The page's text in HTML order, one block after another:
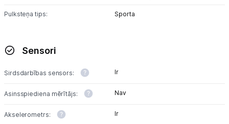
Pulksteņa tips: Sporta
Sensori
Sirdsdarbības sensors: Ir
Asinsspiediena mērītājs: Nav
Akselerometrs: Ir